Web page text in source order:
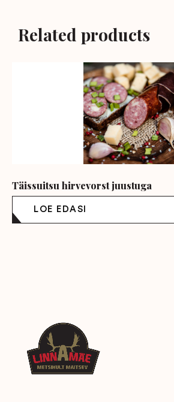
Related products
Täissuitsu hirvevorst juustuga